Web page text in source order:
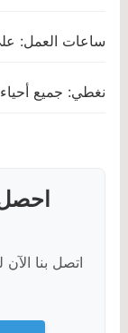
ساعات العمل:
نغطي: جميع
اتصل بنا